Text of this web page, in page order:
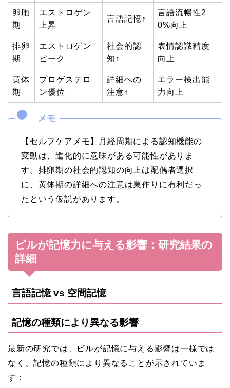
卵胞
期
エストロゲン
上昇
言語記憶↑
言語流暢性2
0%向上
排卵
期
エストロゲン
ピーク
社会的認
知↑
表情認識精度
向上
黄体
期
プロゲステロ
ン優位
詳細への
注意↑
エラー検出能
力向上
【セルフケアメモ】月経周期による認知機能の
変動は、進化的に意味がある可能性がありま
す。排卵期の社会的認知の向上は配偶者選択
に、黄体期の詳細への注意は巣作りに有利だっ
たという仮説があります。
ピルが記憶力に与える影響：研究結果の
詳細
言語記憶 vs 空間記憶
記憶の種類により異なる影響
最新の研究では、ピルが記憶に与える影響は一様では
なく、記憶の種類により異なることが示されていま
す：